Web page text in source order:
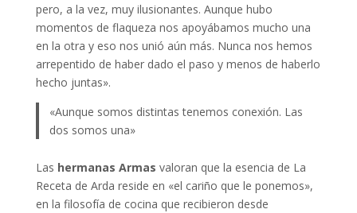
pero, a la vez, muy ilusionantes. Aunque hubo
momentos de flaqueza nos apoyábamos mucho una
en la otra y eso nos unió aún más. Nunca nos hemos
arrepentido de haber dado el paso y menos de haberlo
hecho juntas».
«Aunque somos distintas tenemos conexión. Las
dos somos una»
Las hermanas Armas valoran que la esencia de La
Receta de Arda reside en «el cariño que le ponemos»,
en la filosofía de cocina que recibieron desde